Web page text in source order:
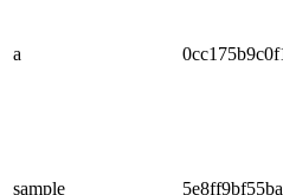
a
sample